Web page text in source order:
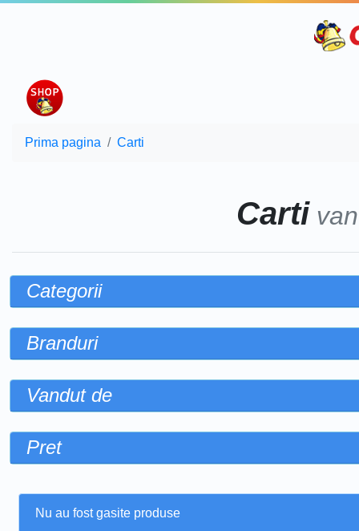
Prima pagina Carti
Carti
Categorii
Branduri
Vandut de
Pret
Nu au fost gasite produse